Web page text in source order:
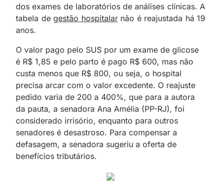
dos exames de laboratórios de análises clínicas. A
tabela de gestão hospitalarnão é reajustada há 19
anos.
O valor pago pelo SUS por um exame de glicose
é R$ 1,85 e pelo parto é pago R$ 600, mas não
custa menos que R$ 800, ou seja, o hospital
precisa arcar com o valor excedente. O reajuste
pedido varia de 200 a 400%, que para a autora
da pauta, a senadora Ana Amélia (PP-RJ), foi
considerado irrisório, enquanto para outros
senadores é desastroso. Para compensar a
defasagem, a senadora sugeriu a oferta de
benefícios tributários.